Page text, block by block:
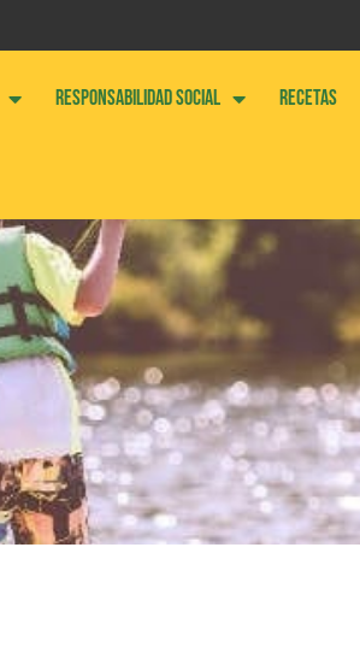
RESPONSABILIDAD SOCIAL RECETAS